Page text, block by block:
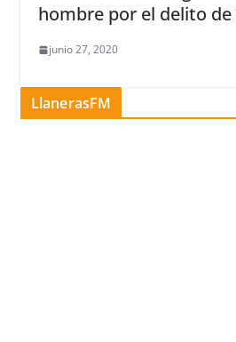
hombre por el delito
junio 27, 2020
LlanerasFM